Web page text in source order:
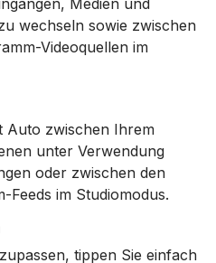
Medien und
wechseln sowie zwischen
Videoquellen im
Auto zwischen Ihrem
unter Verwendung
oder zwischen den
im Studiomodus.
tippen Sie einfach